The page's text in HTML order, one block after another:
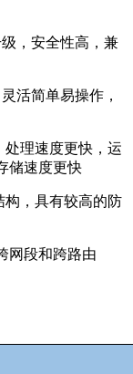
，安全性高，兼
活简单易操作，
理速度更快，运
储速度更快
构，具有较高的防
网段和跨路由